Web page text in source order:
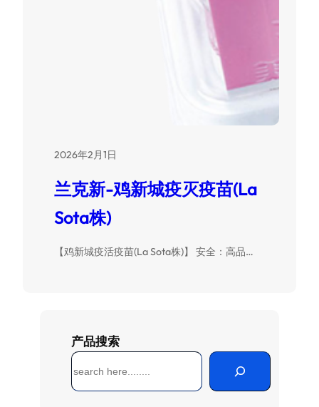
2026年2月1日
兰克新-鸡新城疫灭疫苗(La
Sota株)
【鸡新城疫活疫苗(La Sota株)】 安全：高品…
产品搜索
搜
索